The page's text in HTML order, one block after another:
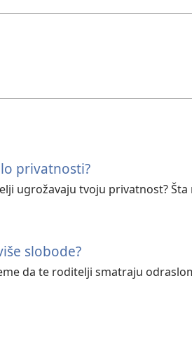
privatnosti?
ugrožavaju tvoju privatnost?
slobode?
da te roditelji smatraju